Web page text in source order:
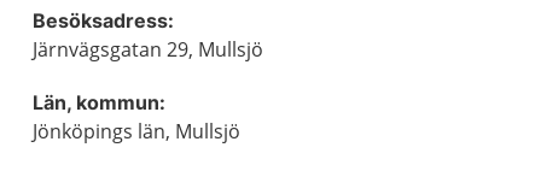
Besöksadress:
Järnvägsgatan 29, Mullsjö
Län, kommun:
Jönköpings län, Mullsjö